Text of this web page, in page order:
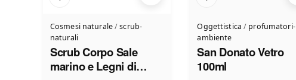
Cosmesi naturale/scrub-
naturali
Scrub Corpo Sale
marino e Legni di
Oggettistica / profumatori-
ambiente
San Donato Vetro
100ml